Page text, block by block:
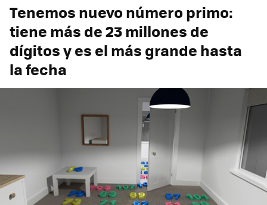
Tenemos nuevo número primo:
tiene más de 23 millones de
dígitos y es el más grande hasta
la fecha